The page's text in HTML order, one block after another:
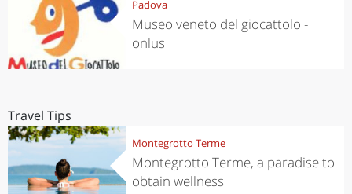
Padova
Museo veneto del giocattolo -
onlus
Travel Tips
Montegrotto Terme
Montegrotto Terme, a paradise to
obtain wellness